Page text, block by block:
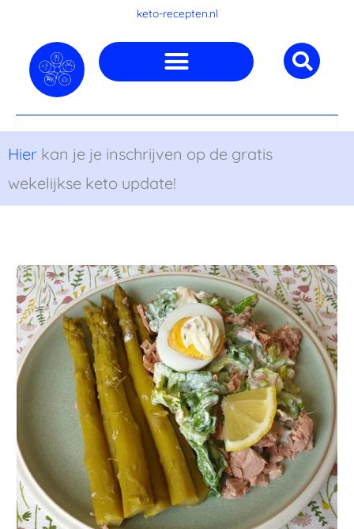
inhoud
keto-recepten.nl
Hier kan je je inschrijven op de gratis
wekelijkse keto update!